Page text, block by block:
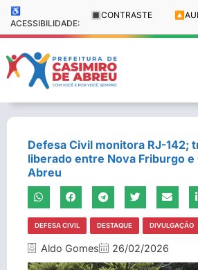
♿
ACESSIBILIDADE:
🔳 CONTRASTE 🔼
Defesa Civil monitora RJ-142;
liberado entre Nova Friburgo e
Abreu
DEFESA CIVIL DESTAQUE DIVULGAÇÃO
Aldo Gomes 26/02/2026